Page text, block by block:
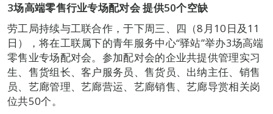
3场高端零售行业专场配对会 提供50个空缺
劳工局持续与工联合作，于下周三、四（8月10日及11
日），将在工联属下的青年服务中心“驿站”举办3场高端
零售业专场配对会。参加配对会的企业共提供管理实习
生、售货组长、客户服务员、售货员、出纳主任、销售
员、艺廊管理、艺廊营运、艺廊销售、艺廊导赏相关岗
位共50个。